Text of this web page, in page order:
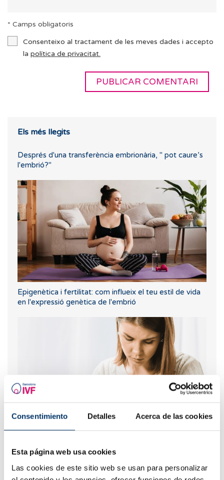
Consentimiento Detalles Acerca de las cookies
Esta página web usa cookies
Las cookies de este sitio web se usan para personalizar
* Camps obligatoris
Consenteixo al tractament de les meves dades i accepto
la política de privacitat.
Els més llegits
Després d'una transferència embrionària, " pot caure’s
l'embrió?"
Epigenètica i fertilitat: com influeix el teu estil de vida
en l'expressió genètica de l'embrió
Quins són els valors que indiquen una baixa reserva